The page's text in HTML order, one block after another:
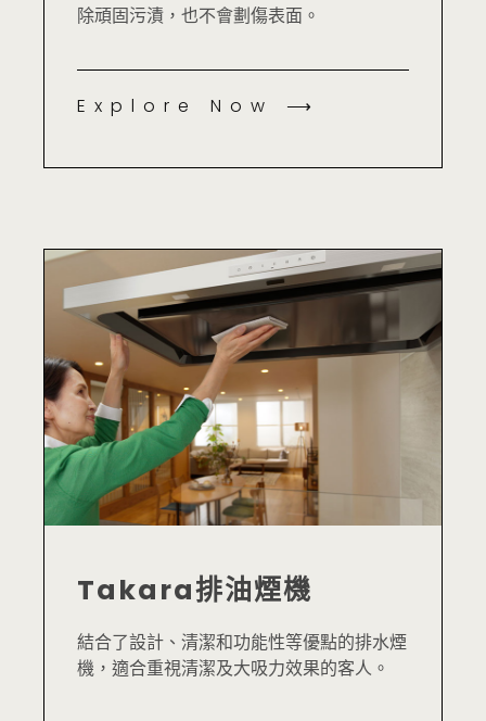
除頑固污漬，也不會劃傷表面。
Explore Now ⟶
Takara排油煙機
結合了設計、清潔和功能性等優點的排水煙
機，適合重視清潔及大吸力效果的客人。